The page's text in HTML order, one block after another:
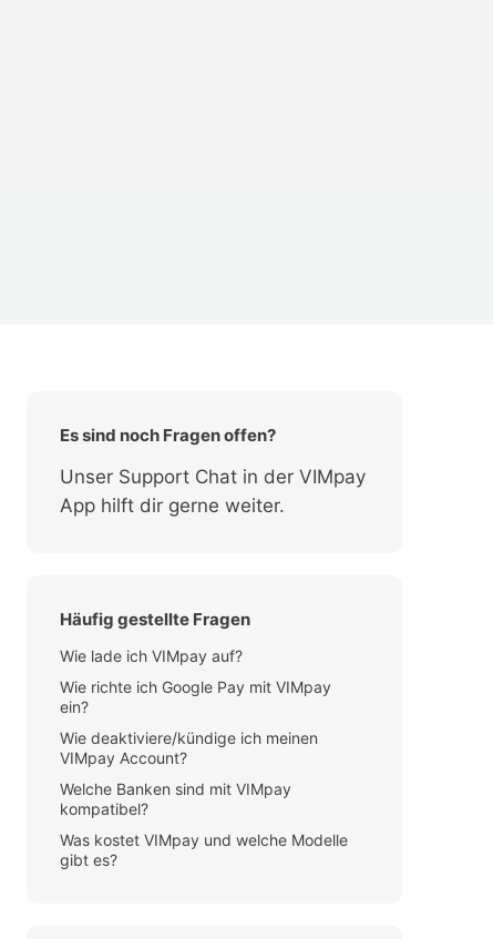
Es sind noch Fragen offen?
Unser Support Chat in der VIMpay
App hilft dir gerne weiter.
Häufig gestellte Fragen
Wie lade ich VIMpay auf?
Wie richte ich Google Pay mit VIMpay
ein?
Wie deaktiviere/kündige ich meinen
VIMpay Account?
Welche Banken sind mit VIMpay
kompatibel?
Was kostet VIMpay und welche Modelle
gibt es?